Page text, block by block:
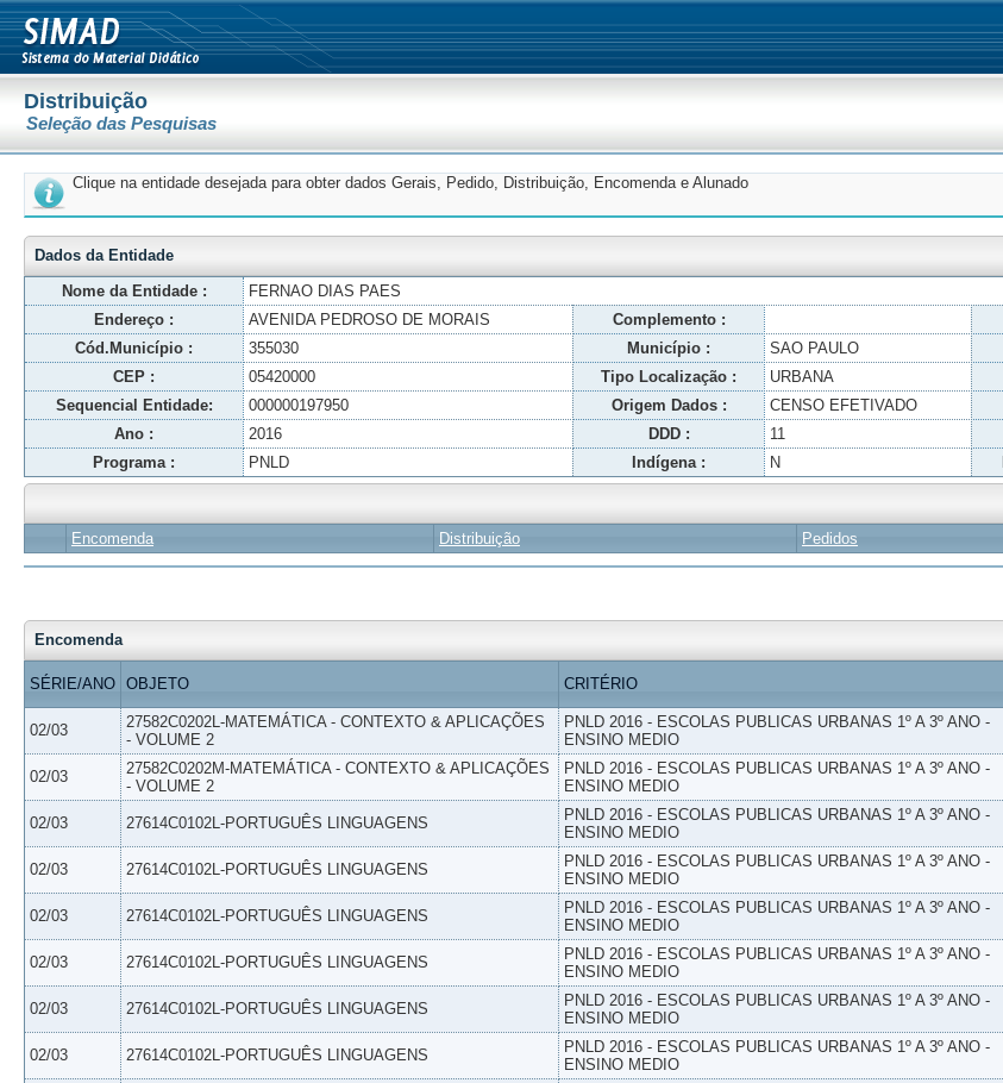
Distribuição
Seleção das Pesquisas
Clique na entidade desejada para obter dados Gerais, Pedido, Distribuição, Encomenda e Alunado
Dados da Entidade
Nome da Entidade :
FERNAO DIAS PAES
Endereço :
AVENIDA PEDROSO DE MORAIS Complemento :
Cód.Município :
355030 Município : SAO PAULO
CEP :
05420000 Tipo Localização : URBANA
Sequencial Entidade:
000000197950 Origem Dados : CENSO EFETIVADO
Ano :
2016 DDD : 11
Programa :
PNLD Indígena : N
Encomenda Distribuição Pedidos
Encomenda
SÉRIE/ANO OBJETO CRITÉRIO
02/03
27582C0202L-MATEMÁTICA - CONTEXTO & APLICAÇÕES
- VOLUME 2
PNLD 2016 - ESCOLAS PUBLICAS URBANAS 1º A 3º ANO -
ENSINO MEDIO
02/03
27582C0202M-MATEMÁTICA - CONTEXTO & APLICAÇÕES
- VOLUME 2
PNLD 2016 - ESCOLAS PUBLICAS URBANAS 1º A 3º ANO -
ENSINO MEDIO
02/03 27614C0102L-PORTUGUÊS LINGUAGENS
PNLD 2016 - ESCOLAS PUBLICAS URBANAS 1º A 3º ANO -
ENSINO MEDIO
02/03 27614C0102L-PORTUGUÊS LINGUAGENS
PNLD 2016 - ESCOLAS PUBLICAS URBANAS 1º A 3º ANO -
ENSINO MEDIO
02/03 27614C0102L-PORTUGUÊS LINGUAGENS
PNLD 2016 - ESCOLAS PUBLICAS URBANAS 1º A 3º ANO -
ENSINO MEDIO
02/03 27614C0102L-PORTUGUÊS LINGUAGENS
PNLD 2016 - ESCOLAS PUBLICAS URBANAS 1º A 3º ANO -
ENSINO MEDIO
02/03 27614C0102L-PORTUGUÊS LINGUAGENS
PNLD 2016 - ESCOLAS PUBLICAS URBANAS 1º A 3º ANO -
ENSINO MEDIO
02/03 27614C0102L-PORTUGUÊS LINGUAGENS
PNLD 2016 - ESCOLAS PUBLICAS URBANAS 1º A 3º ANO -
ENSINO MEDIO